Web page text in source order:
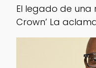
El legado de una
Crown’ La